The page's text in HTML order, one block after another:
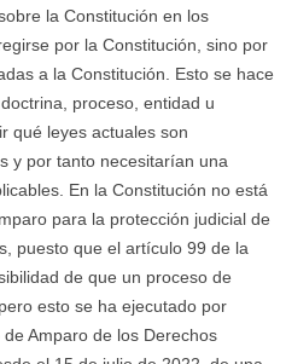
la Constitución en los
por la Constitución, sino por
a la Constitución. Esto se hace
proceso, entidad u
qué leyes actuales son
y por tanto necesitarían una
En la Constitución no está
para la protección judicial de
puesto que el artículo 99 de la
de que un proceso de
esto se ha ejecutado por
Amparo de los Derechos